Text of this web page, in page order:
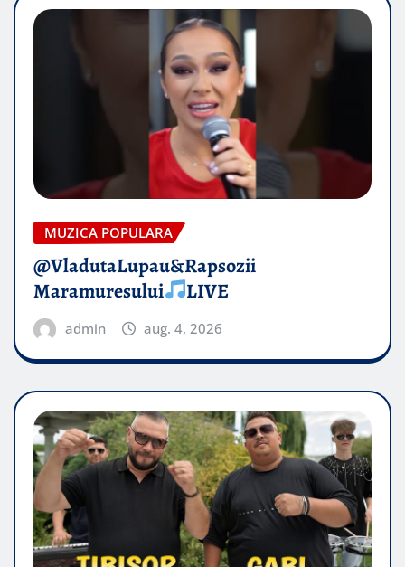
MUZICA POPULARA
@VladutaLupau&Rapsozii
Maramuresului
LIVE
admin aug. 4, 2026